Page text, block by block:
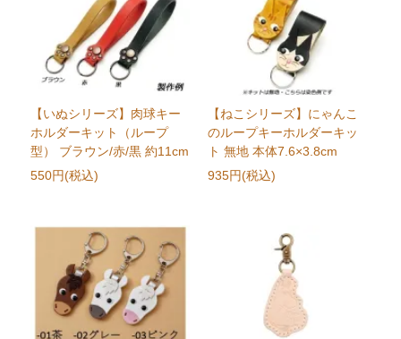
【いぬシリーズ】肉球キー
ホルダーキット（ループ
型） ブラウン/赤/黒 約11cm
550円(税込)
【ねこシリーズ】にゃんこ
のループキーホルダーキッ
ト 無地 本体7.6×3.8cm
935円(税込)